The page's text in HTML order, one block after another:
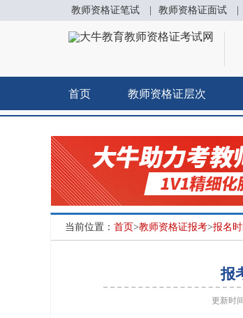
教师资格证笔试 教师资格证面试
首页 教师资格证层次
当前位置： 首页>教师资格证报考>报名时
报
更新时